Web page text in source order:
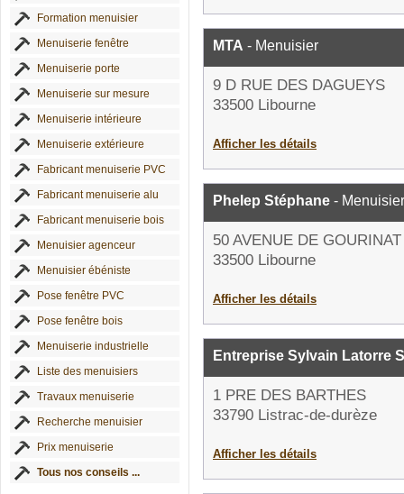
Formation menuisier
Menuiserie fenêtre
Menuiserie porte
Menuiserie sur mesure
Menuiserie intérieure
Menuiserie extérieure
Fabricant menuiserie PVC
Fabricant menuiserie alu
Fabricant menuiserie bois
Menuisier agenceur
Menuisier ébéniste
Pose fenêtre PVC
Pose fenêtre bois
Menuiserie industrielle
Liste des menuisiers
Travaux menuiserie
Recherche menuisier
Prix menuiserie
Tous nos conseils ...
MTA - Menuisier
9 D RUE DES DAGUEYS
33500 Libourne
Afficher les détails
Phelep Stéphane - Menuisier
50 AVENUE DE GOURINAT
33500 Libourne
Afficher les détails
Entreprise Sylvain Latorre
1 PRE DES BARTHES
33790 Listrac-de-durèze
Afficher les détails